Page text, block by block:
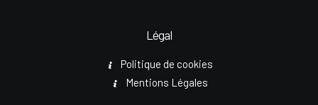
Légal
Politique de cookies
Mentions Légales